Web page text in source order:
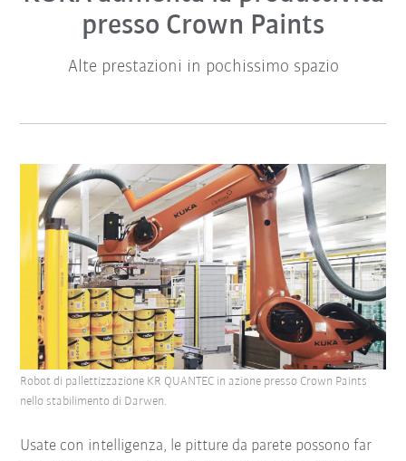
presso Crown Paints
Alte prestazioni in pochissimo spazio
Usate con intelligenza, le pitture da parete possono far
Robot di pallettizzazione KR QUANTEC in azione presso Crown Paints
nello stabilimento di Darwen.